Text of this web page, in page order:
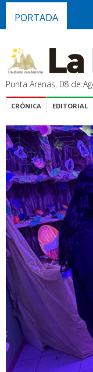
PORTADA
Punta Arenas, 08 de
CRÓNICA EDITORIAL